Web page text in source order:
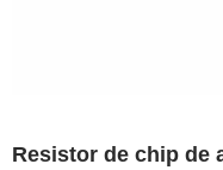
Resistor de chip de